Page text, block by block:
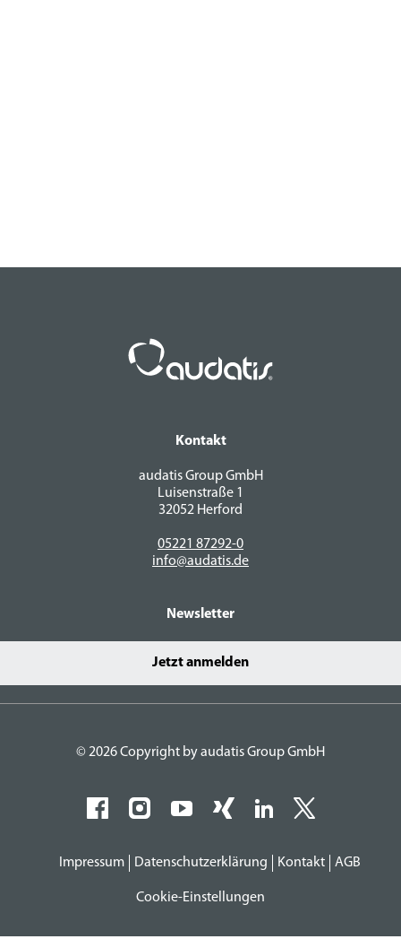
Kontakt
audatis Group GmbH
Luisenstraße 1
32052 Herford
05221 87292-0
info@audatis.de
Newsletter
Jetzt anmelden
© 2026 Copyright by audatis Group GmbH
Impressum Datenschutzerklärung Kontakt AGB
Cookie-Einstellungen